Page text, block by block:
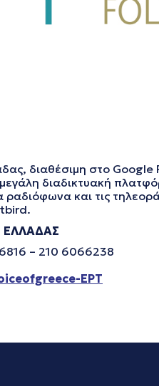
διαθέσιμη στο Google
διαδικτυακή
και τις
ΕΛΛΑΔΑΣ
– 210 6066238
ΕΡΤ